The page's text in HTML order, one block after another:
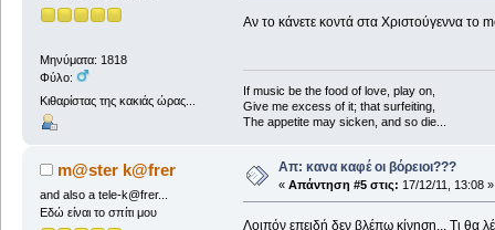
Μηνύματα: 1818
Φύλο:
Κιθαρίστας της κακιάς ώρας...
Αν το κάνετε κοντά στα Χριστούγεννα το
If music be the food of love, play on,
Give me excess of it; that surfeiting,
The appetite may sicken, and so die...
m@ster k@frer
and also a tele-k@frer...
Εδώ είναι το σπίτι μου
Απ: κανα καφέ οι βόρειοι???
« Απάντηση #5 στις: 17/12/11, 13:08 »
Λοιπόν επειδή δεν βλέπω κίνηση... Τι θα